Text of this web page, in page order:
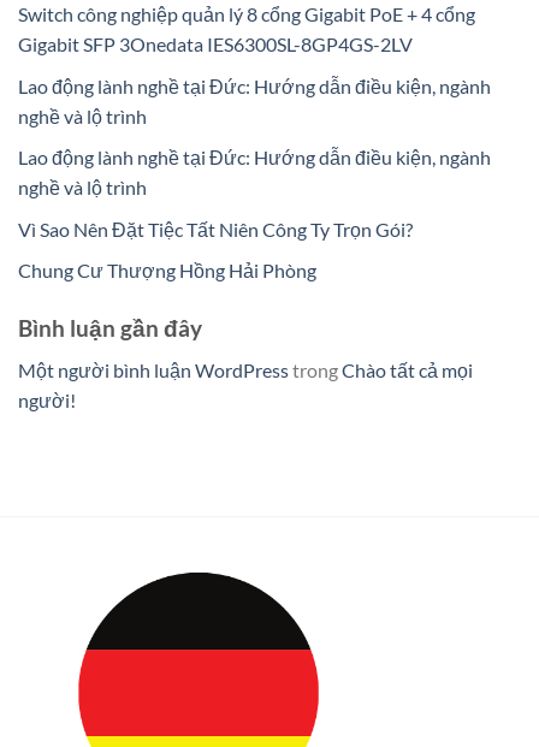
Switch công nghiệp quản lý 8 cổng Gigabit PoE + 4 cổng
Gigabit SFP 3Onedata IES6300SL-8GP4GS-2LV
Lao động lành nghề tại Đức: Hướng dẫn điều kiện, ngành
nghề và lộ trình
Lao động lành nghề tại Đức: Hướng dẫn điều kiện, ngành
nghề và lộ trình
Vì Sao Nên Đặt Tiệc Tất Niên Công Ty Trọn Gói?
Chung Cư Thượng Hồng Hải Phòng
Bình luận gần đây
Một người bình luận WordPresstrongChào tất cả mọi
người!